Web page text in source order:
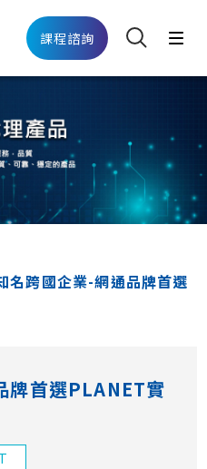
課程諮詢
名跨國企業-網通品牌首選
牌首選PLANET實